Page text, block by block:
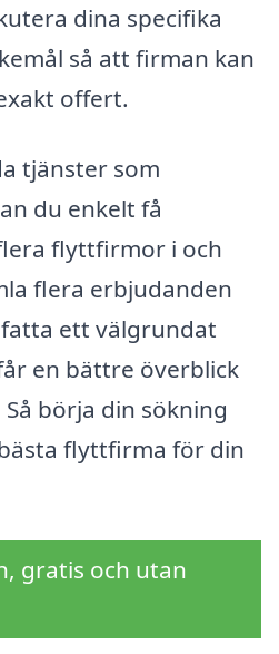
dina specifika
så att firman kan
offert.
tjänster som
du enkelt få
flyttfirmor i och
flera erbjudanden
ett välgrundat
en bättre överblick
börja din sökning
flyttfirma för din
gratis och utan